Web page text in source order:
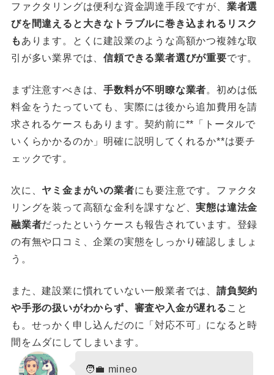
ファクタリングは便利な資金調達手段ですが、 業者選
びを間違えると大きなトラブルに巻き込まれるリスク
も あります。とくに建設業のような高額かつ複雑な取
引が多い業界では、信頼できる業者選びが重要です。
まず注意すべきは、手数料が不明瞭な業者。初めは低
料金をうたっていても、実際には後から追加費用を請
求されるケースもあります。契約前に**「トータルで
いくらかかるのか」明確に説明してくれるか**は要チ
ェックです。
次に、 ヤミ金まがいの業者にも要注意です。ファクタ
リングを装って高額な金利を課すなど、実態は違法金
融業者だったというケースも報告されています。登録
の有無や口コミ、企業の実態をしっかり確認しましょ
う。
また、建設業に慣れていない一般業者では、 請負契約
や手形の扱いがわからず、審査や入金が遅れる こと
も。せっかく申し込んだのに「対応不可」になると時
間をムダにしてしまいます。
🧑‍💼 mineo